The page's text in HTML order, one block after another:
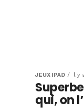
JEUX IPAD Il y
qui, on